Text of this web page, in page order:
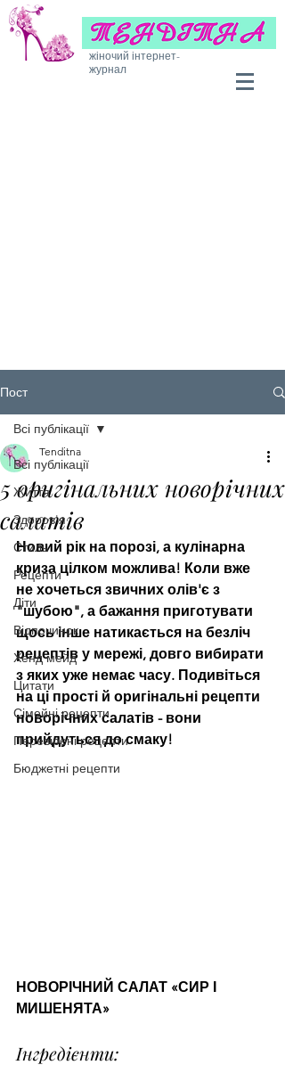
жіночий інтернет-
журнал
Пост
Всі публікації
Життя
Здоров'я
Стиль
Рецепти
Діти
Відпочинок
Хенд мейд
Цитати
Сімейні рецепти
Перевірені рецепти
Бюджетні рецепти
Всі публікації
5 оригінальних новорічних
салатів
Tenditna
Новий рік на порозі, а кулінарна
криза цілком можлива! Коли вже
не хочеться звичних олів'є з
"шубою", а бажання приготувати
щось інше натикається на безліч
рецептів у мережі, довго вибирати
з яких уже немає часу. Подивіться
на ці прості й оригінальні рецепти
новорічних салатів - вони
прийдуться до смаку!
НОВОРІЧНИЙ САЛАТ «СИР І
МИШЕНЯТА»
Інгредієнти: